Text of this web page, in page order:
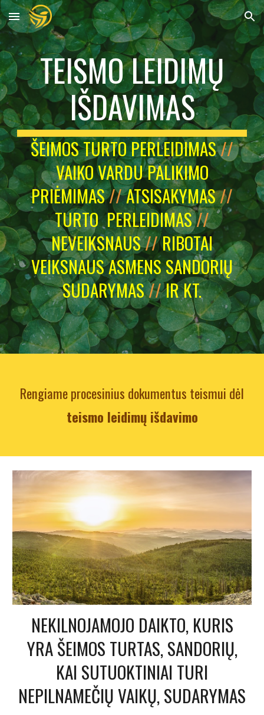
Skip to main content Skip to navigation
TEISMO LEIDIMŲ
IŠDAVIMAS
ŠEIMOS TURTO PERLEIDIMAS//
VAIKO VARDU PALIKIMO
PRIĖMIMAS//ATSISAKYMAS//
TURTO PERLEIDIMAS//
NEVEIKSNAUS//RIBOTAI
VEIKSNAUS ASMENS SANDORIŲ
SUDARYMAS//IR KT.
Rengiame procesinius dokumentus teismui dėl
teismo leidimų išdavimo
NEKILNOJAMOJO DAIKTO, KURIS
YRA ŠEIMOS TURTAS, SANDORIŲ,
KAI SUTUOKTINIAI TURI
NEPILNAMEČIŲ VAIKŲ, SUDARYMAS